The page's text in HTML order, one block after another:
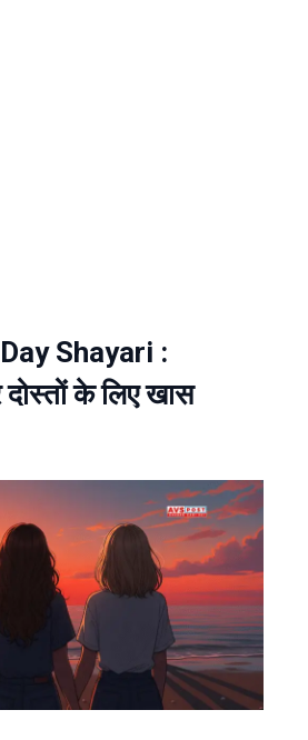
Shayari :
के लिए खास